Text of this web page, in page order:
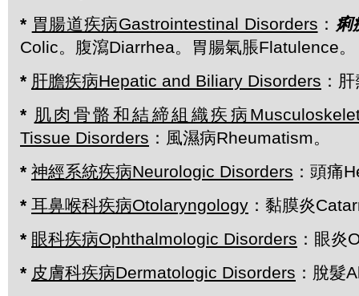
* 胃腸道疾病Gastrointestinal Disorders ： 痢
Colic。腹瀉Diarrhea。胃腸氣脹Flatulence。
* 肝膽疾病Hepatic and Biliary Disorders ：
* 肌肉骨骼和結締組織疾病
Tissue Disorders ：風濕病Rheumatism。
* 神經系統疾病Neurologic Disorders ：頭痛
* 耳鼻喉科疾病Otolaryngology ：黏膜炎
* 眼科疾病Ophthalmologic Disorders ：眼炎
* 皮膚科疾病Dermatologic Disorders ：脫髮